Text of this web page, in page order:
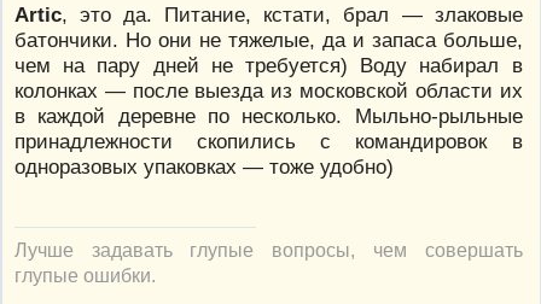
Artic, это да. Питание, кстати, брал — злаковые
батончики. Но они не тяжелые, да и запаса больше,
чем на пару дней не требуется) Воду набирал в
колонках — после выезда из московской области их
в каждой деревне по несколько. Мыльно-рыльные
принадлежности скопились с командировок в
одноразовых упаковках — тоже удобно)
Лучше задавать глупые вопросы, чем совершать
глупые ошибки.